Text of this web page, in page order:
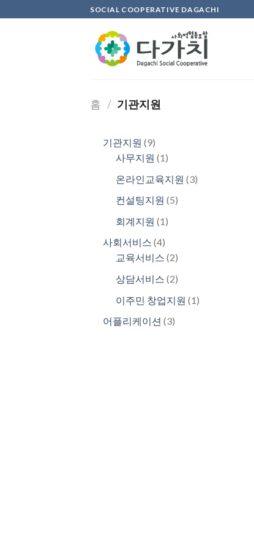
to
SOCIAL COOPERATIVE DAGACHI
홈 / 기관지원
기관지원 99
개
품
사무지원 11
제
품
온라인교육지원 33
컨설팅지원 55
회계지원 1 1
품
사회서비스 44
개
품
교육서비스 22
제
품
상담서비스 22
제
품
이주민 창업지원 1 1
어플리케이션 33